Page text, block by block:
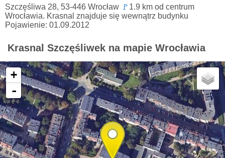
Szczęśliwa 28, 53-446 Wrocław 🚩 1.9 km od centrum
Wrocławia. Krasnal znajduje się wewnątrz budynku
Pojawienie: 01.09.2012
Krasnal Szczęśliwek na mapie Wrocławia
+
-